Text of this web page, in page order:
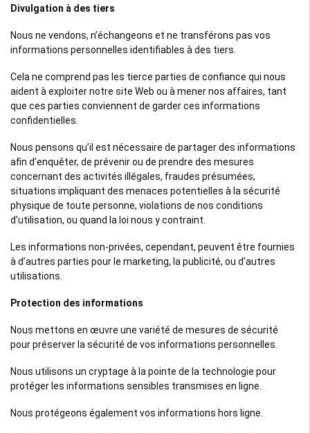
Divulgation à des tiers
Nous ne vendons, n’échangeons et ne transférons pas vos
informations personnelles identifiables à des tiers.
Cela ne comprend pas les tierce parties de confiance qui nous
aident à exploiter notre site Web ou à mener nos affaires, tant
que ces parties conviennent de garder ces informations
confidentielles.
Nous pensons qu’il est nécessaire de partager des informations
afin d’enquêter, de prévenir ou de prendre des mesures
concernant des activités illégales, fraudes présumées,
situations impliquant des menaces potentielles à la sécurité
physique de toute personne, violations de nos conditions
d’utilisation, ou quand la loi nous y contraint.
Les informations non-privées, cependant, peuvent être fournies
à d’autres parties pour le marketing, la publicité, ou d’autres
utilisations.
Protection des informations
Nous mettons en œuvre une variété de mesures de sécurité
pour préserver la sécurité de vos informations personnelles.
Nous utilisons un cryptage à la pointe de la technologie pour
protéger les informations sensibles transmises en ligne.
Nous protégeons également vos informations hors ligne.